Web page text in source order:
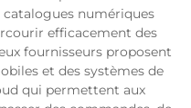
numériques
efficacement des
fournisseurs proposent
et des systèmes de
qui permettent aux